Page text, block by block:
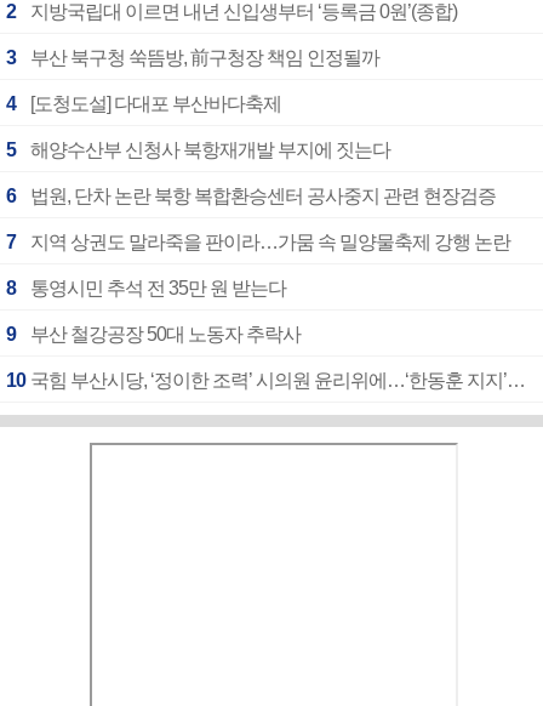
2 지방국립대 이르면 내년 신입생부터 ‘등록금 0원’(종합)
3 부산 북구청 쑥뜸방, 前구청장 책임 인정될까
4 [도청도설] 다대포 부산바다축제
5 해양수산부 신청사 북항재개발 부지에 짓는다
6 법원, 단차 논란 북항 복합환승센터 공사중지 관련 현장검증
7 지역 상권도 말라죽을 판이라…가뭄 속 밀양물축제 강행 논란
8 통영시민 추석 전 35만 원 받는다
9 부산 철강공장 50대 노동자 추락사
10 국힘 부산시당, ‘정이한 조력’ 시의원 윤리위에…‘한동훈 지지’도 신고접수